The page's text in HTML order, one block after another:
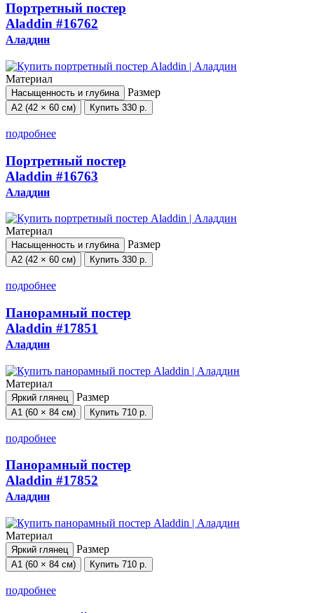
Портретный постер
Aladdin #16762
Аладдин
Материал
Насыщенность и глубина Размер
А2 (42 × 60 см) Купить 330 р.
подробнее
Портретный постер
Aladdin #16763
Аладдин
Материал
Насыщенность и глубина Размер
А2 (42 × 60 см) Купить 330 р.
подробнее
Панорамный постер
Aladdin #17851
Аладдин
Материал
Яркий глянец Размер
А1 (60 × 84 см) Купить 710 р.
подробнее
Панорамный постер
Aladdin #17852
Аладдин
Материал
Яркий глянец Размер
А1 (60 × 84 см) Купить 710 р.
подробнее